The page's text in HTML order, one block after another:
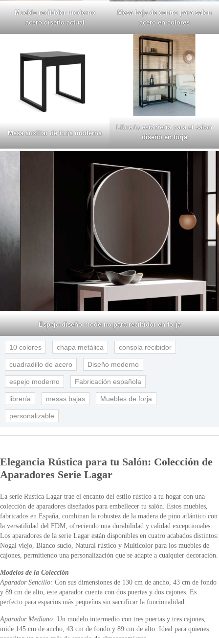
Mueble recibidor moderno
acero diseño actual
Mesa baja de centro para salon
acero en colores
Mesa auxiliar de forja moderna
Libreria estanteria para el salon
diseño en forja
Espejo diseño moderno para recibidor en forja
10 colores chapa metálica consola recibidor
cuadradillo de acero Diseño moderno
espejo moderno Fabricación española
librería mesas bajas Muebles de forja
personalizable
Elegancia Rústica para tu Salón: Colección de
Aparadores Serie Lagar
La serie Rustica Lagar trae el encanto del estilo rústico a tu hogar con una
colección de aparadores diseñados para embellecer tu salón. Estos muebles,
fabricados en España, combinan la robustez de la madera de pino atlántico con
la versatilidad del FDM, ofreciendo una durabilidad y calidad excepcionales.
Los aparadores de la serie Lagar están disponibles en cuatro acabados distintos:
Nogal viejo, Blanco sucio, Natural rústico y Multicolor para los muebles de
cajones, permitiendo una personalización que se adapte a cualquier decoración.
Modelos de la Colección
Aparador Sencillo: Con sus dimensiones de 130 cm de ancho, 43 cm de fondo
y 89 cm de alto, este aparador cuenta con dos puertas y dos cajones. Es
perfecto para espacios más pequeños sin sacrificar la funcionalidad.
Aparador Mediano: Un modelo intermedio con tres puertas y tres cajones,
mide 145 cm de ancho, 43 cm de fondo y 89 cm de alto. Ideal para quienes